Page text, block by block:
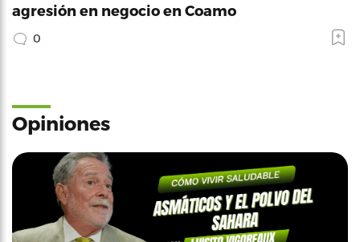
agresión en negocio en Coamo
0
Opiniones